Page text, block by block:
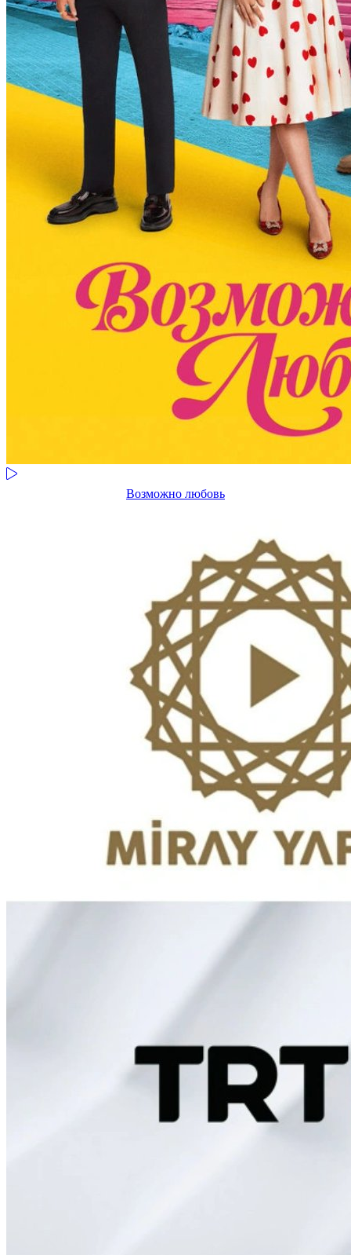
Возможно любовь